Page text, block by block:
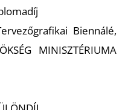
Biennálé,
MINISZTÉRIUMA